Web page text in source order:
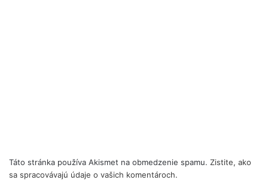
Táto stránka používa Akismet na obmedzenie spamu. Zistite, ako
sa spracovávajú údaje o vašich komentároch.